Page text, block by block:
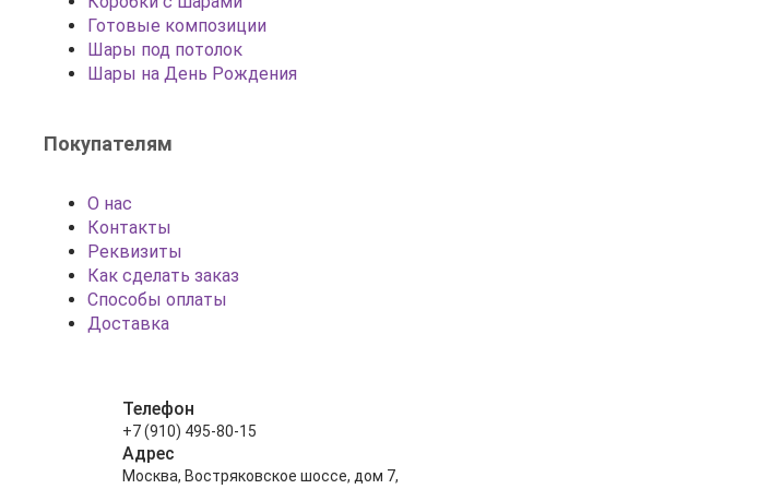
Готовые композиции
Шары под потолок
Шары на День Рождения
Покупателям
О нас
Контакты
Реквизиты
Как сделать заказ
Способы оплаты
Доставка
Телефон
+7 (910) 495-80-15
Адрес
Москва, Востряковское шоссе, дом 7,